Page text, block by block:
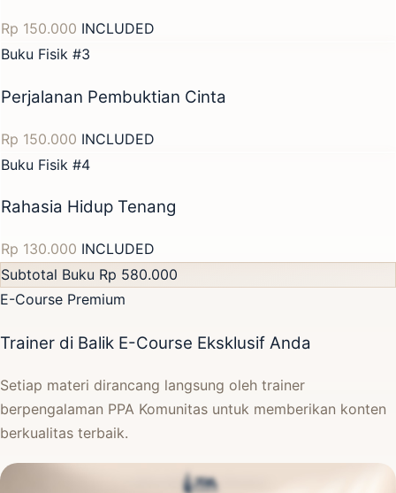
Rp 150.000 INCLUDED
Buku Fisik #3
Perjalanan Pembuktian Cinta
Rp 150.000 INCLUDED
Buku Fisik #4
Rahasia Hidup Tenang
Rp 130.000 INCLUDED
Subtotal Buku Rp 580.000
E-Course Premium
Trainer di Balik E-Course Eksklusif Anda
Setiap materi dirancang langsung oleh trainer
berpengalaman PPA Komunitas untuk memberikan konten
berkualitas terbaik.